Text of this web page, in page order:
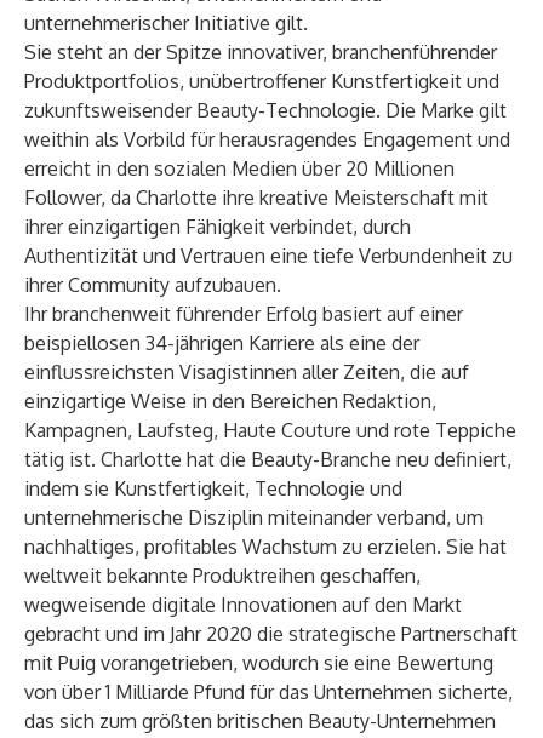
unternehmerischer Initiative gilt.
Sie steht an der Spitze innovativer, branchenführender
Produktportfolios, unübertroffener Kunstfertigkeit und
zukunftsweisender Beauty-Technologie. Die Marke gilt
weithin als Vorbild für herausragendes Engagement und
erreicht in den sozialen Medien über 20 Millionen
Follower, da Charlotte ihre kreative Meisterschaft mit
ihrer einzigartigen Fähigkeit verbindet, durch
Authentizität und Vertrauen eine tiefe Verbundenheit zu
ihrer Community aufzubauen.
Ihr branchenweit führender Erfolg basiert auf einer
beispiellosen 34-jährigen Karriere als eine der
einflussreichsten Visagistinnen aller Zeiten, die auf
einzigartige Weise in den Bereichen Redaktion,
Kampagnen, Laufsteg, Haute Couture und rote Teppiche
tätig ist. Charlotte hat die Beauty-Branche neu definiert,
indem sie Kunstfertigkeit, Technologie und
unternehmerische Disziplin miteinander verband, um
nachhaltiges, profitables Wachstum zu erzielen. Sie hat
weltweit bekannte Produktreihen geschaffen,
wegweisende digitale Innovationen auf den Markt
gebracht und im Jahr 2020 die strategische Partnerschaft
mit Puig vorangetrieben, wodurch sie eine Bewertung
von über 1 Milliarde Pfund für das Unternehmen sicherte,
das sich zum größten britischen Beauty-Unternehmen